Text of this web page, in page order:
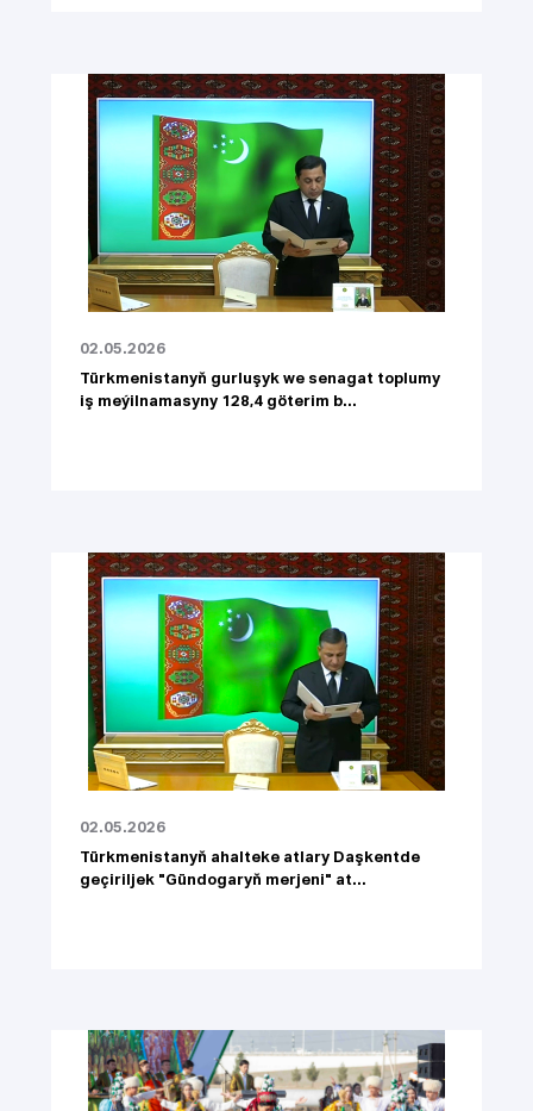
02.05.2026
Türkmenistanyň gurluşyk we senagat toplumy
iş meýilnamasyny 128,4 göterim b...
02.05.2026
Türkmenistanyň ahalteke atlary Daşkentde
geçiriljek "Gündogaryň merjeni" at...